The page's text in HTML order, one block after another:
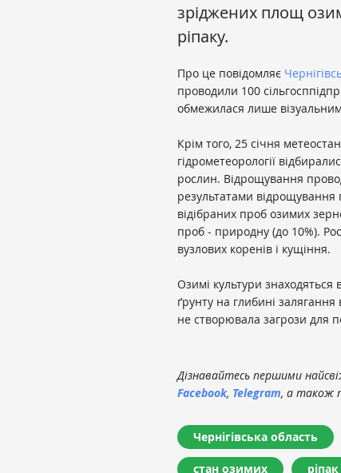
зріджених площ
ріпаку.
Про це повідомляє
проводили 100
обмежилася лише
Крім того, 25 січня
гідрометеорології
рослин. Відрощування
результатами
відібраних проб озимих
проб - природну (до 10%).
вузлових коренів і кущіння.
Озимі культури
ґрунту на глибині
не створювала загрози для
Дізнавайтесь першими
Facebook, Telegram, а також
Чернігівська область
стан озимих ріпак